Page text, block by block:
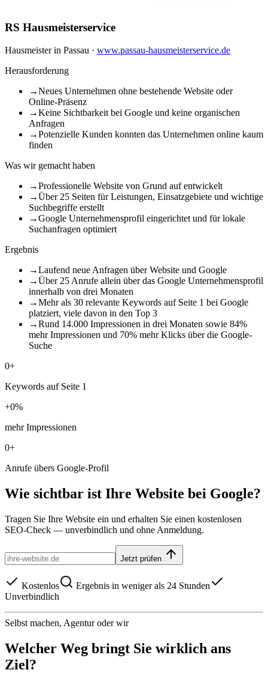
RS Hausmeisterservice
Hausmeister in Passau · www.passau-hausmeisterservice.de
Herausforderung
→Neues Unternehmen ohne bestehende Website oder
Online-Präsenz
→Keine Sichtbarkeit bei Google und keine organischen
Anfragen
→Potenzielle Kunden konnten das Unternehmen online kaum
finden
Was wir gemacht haben
→Professionelle Website von Grund auf entwickelt
→Über 25 Seiten für Leistungen, Einsatzgebiete und wichtige
Suchbegriffe erstellt
→Google Unternehmensprofil eingerichtet und für lokale
Suchanfragen optimiert
Ergebnis
→Laufend neue Anfragen über Website und Google
→Über 25 Anrufe allein über das Google Unternehmensprofil
innerhalb von drei Monaten
→Mehr als 30 relevante Keywords auf Seite 1 bei Google
platziert, viele davon in den Top 3
→Rund 14.000 Impressionen in drei Monaten sowie 84%
mehr Impressionen und 70% mehr Klicks über die Google-
Suche
0+
Keywords auf Seite 1
+0%
mehr Impressionen
0+
Anrufe übers Google-Profil
Wie sichtbar ist Ihre Website bei Google?
Tragen Sie Ihre Website ein und erhalten Sie einen kostenlosen
SEO-Check — unverbindlich und ohne Anmeldung.
Jetzt prüfen
Kostenlos
Ergebnis in weniger als 24 Stunden
Unverbindlich
Selbst machen, Agentur oder wir
Welcher Weg bringt Sie wirklich ans
Ziel?